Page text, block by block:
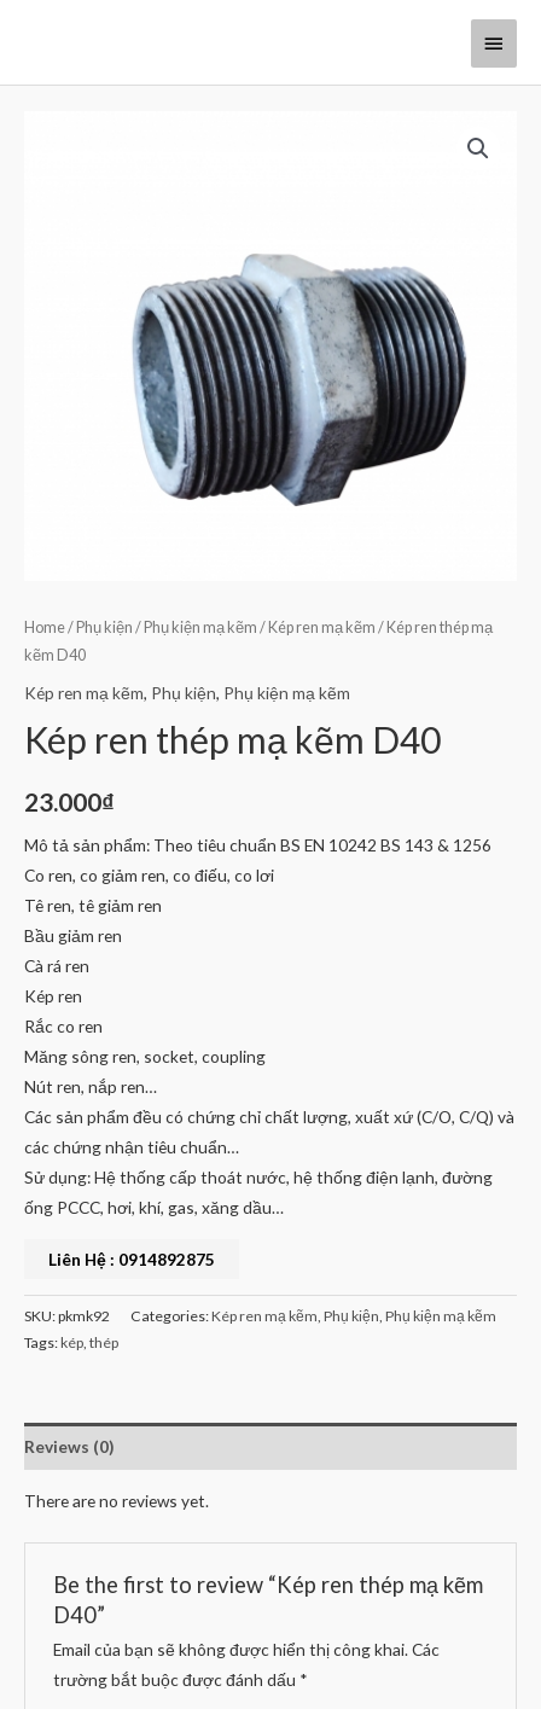
Home/ Phụ kiện / Phụ kiện mạ kẽm / Kép ren mạ kẽm / Kép ren thép mạ
kẽm D40
Kép ren mạ kẽm, Phụ kiện, Phụ kiện mạ kẽm
Kép ren thép mạ kẽm D40
23.000₫
Mô tả sản phẩm: Theo tiêu chuẩn BS EN 10242 BS 143 & 1256
Co ren, co giảm ren, co điếu, co lơi
Tê ren, tê giảm ren
Bầu giảm ren
Cà rá ren
Kép ren
Rắc co ren
Măng sông ren, socket, coupling
Nút ren, nắp ren…
Các sản phẩm đều có chứng chỉ chất lượng, xuất xứ (C/O, C/Q) và
các chứng nhận tiêu chuẩn…
Sử dụng: Hệ thống cấp thoát nước, hệ thống điện lạnh, đường
ống PCCC, hơi, khí, gas, xăng dầu…
Liên Hệ : 0914892875
SKU:pkmk92 Categories:Kép ren mạ kẽm, Phụ kiện, Phụ kiện mạ kẽm
Tags:kép, thép
Reviews (0)
There are no reviews yet.
Be the first to review “Kép ren thép mạ kẽm
D40”
Email của bạn sẽ không được hiển thị công khai. Các
trường bắt buộc được đánh dấu *